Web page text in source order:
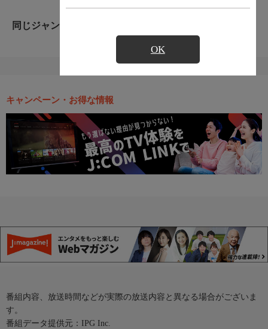
OK
同じジャンルのおすすめ番組
キャンペーン・お得な情報
番組内容、放送時間などが実際の放送内容と異なる場合がございま
す。
番組データ提供元：IPG Inc.